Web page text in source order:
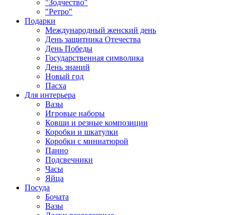
"Зодчество"
"Ретро"
Подарки
Международный женский день
День защитника Отечества
День Победы
Государственная символика
День знаний
Новый год
Пасха
Для интерьера
Вазы
Игровые наборы
Ковши и резные композиции
Коробки и шкатулки
Коробки с миниатюрой
Панно
Подсвечники
Часы
Яйца
Посуда
Бочата
Вазы